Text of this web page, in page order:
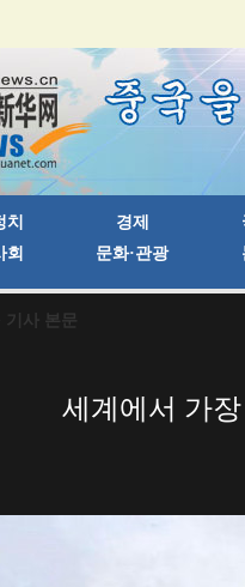
기사 본문
세계에서 가